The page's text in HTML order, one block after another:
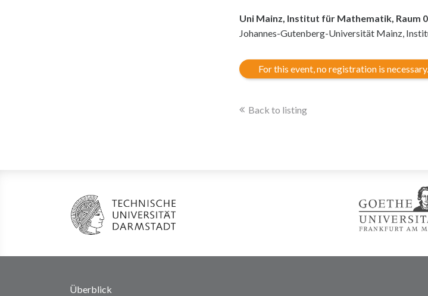
Uni Mainz, Institut für Mathematik, Raum
Johannes-Gutenberg-Universität Mainz,
For this event, no registration is necessary.
Back to listing
Überblick